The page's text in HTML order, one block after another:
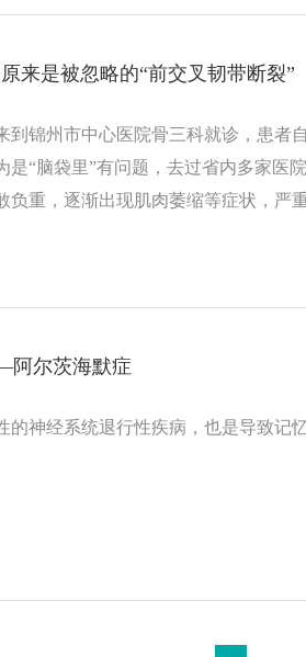
来是被忽略的“前交叉韧带断裂”
到锦州市中心医院骨三科就诊，患者
是“脑袋里”有问题，去过省内多家医
负重，逐渐出现肌肉萎缩等症状，严
阿尔茨海默症
的神经系统退行性疾病，也是导致记